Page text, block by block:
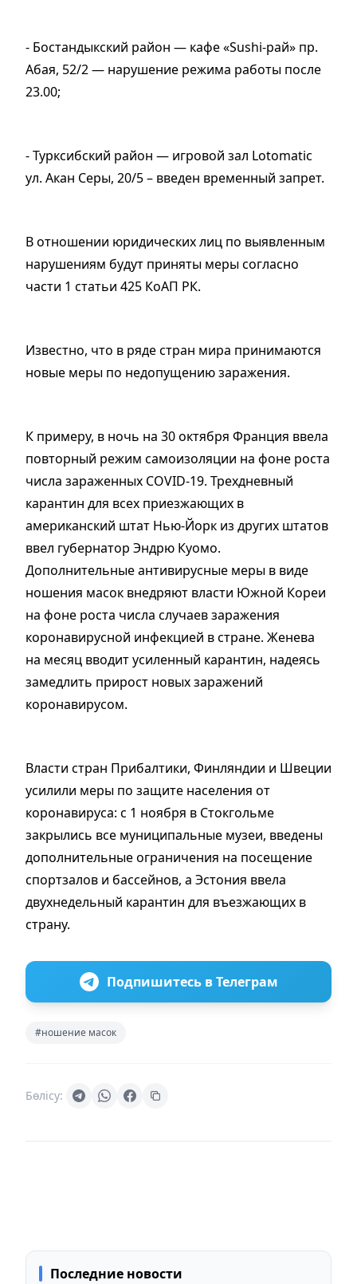
- Бостандыкский район — кафе «Sushi-рай» пр.
Абая, 52/2 — нарушение режима работы после
23.00;
- Турксибский район — игровой зал Lotomatic
ул. Акан Серы, 20/5 – введен временный запрет.
В отношении юридических лиц по выявленным
нарушениям будут приняты меры согласно
части 1 статьи 425 КоАП РК.
Известно, что в ряде стран мира принимаются
новые меры по недопущению заражения.
К примеру, в ночь на 30 октября Франция ввела
повторный режим самоизоляции на фоне роста
числа зараженных COVID-19. Трехдневный
карантин для всех приезжающих в
американский штат Нью-Йорк из других штатов
ввел губернатор Эндрю Куомо.
Дополнительные антивирусные меры в виде
ношения масок внедряют власти Южной Кореи
на фоне роста числа случаев заражения
коронавирусной инфекцией в стране. Женева
на месяц вводит усиленный карантин, надеясь
замедлить прирост новых заражений
коронавирусом.
Власти стран Прибалтики, Финляндии и Швеции
усилили меры по защите населения от
коронавируса: с 1 ноября в Стокгольме
закрылись все муниципальные музеи, введены
дополнительные ограничения на посещение
спортзалов и бассейнов, а Эстония ввела
двухнедельный карантин для въезжающих в
страну.
Подпишитесь в Телеграм
#ношение масок
Бөлісу:
Последние новости